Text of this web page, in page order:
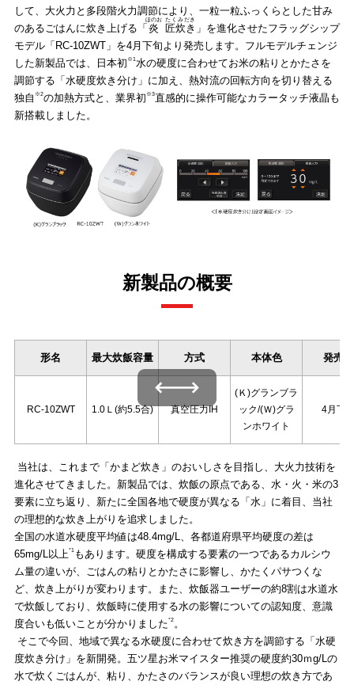
して、大火力と多段階火力調節により、一粒一粒ふっくらとした甘み
のあるごはんに炊き上げる「 炎
ほのお
匠炊き
たくみだき
」を進化させたフラッグシップ
モデル「RC-10ZWT」を4月下旬より発売します。フルモデルチェンジ
した新製品では、日本初 ※1 水の硬度に合わせてお米の粘りとかたさを
調節する「水硬度炊き分け」に加え、熱対流の回転方向を切り替える
独自 ※2の加熱方式と、業界初 ※3直感的に操作可能なカラータッチ液晶も
新搭載しました。
新製品の概要
形名 最大炊飯容量 方式 本体色 発売日
RC-10ZWT 1.0Ｌ(約5.5合) 真空圧力IH
(Ｋ)グランブラ
ック/(Ｗ)グラ
ンホワイト
4月下
当社は、これまで「かまど炊き」のおいしさを目指し、大火力技術を
進化させてきました。新製品では、炊飯の原点である、水・火・米の3
要素に立ち返り、新たに全国各地で硬度が異なる「水」に着目、当社
の理想的な炊き上がりを追求しました。
全国の水道水硬度平均値は48.4mg/L、各都道府県平均硬度の差は
65mg/L以上*1 もあります。硬度を構成する要素の一つであるカルシウ
ム量の違いが、ごはんの粘りとかたさに影響し、かたくパサつくな
ど、炊き上がりが変わります。また、炊飯器ユーザーの約8割は水道水
で炊飯しており、炊飯時に使用する水の影響についての認知度、意識
度合いも低いことが分かりました*2。
そこで今回、地域で異なる水硬度に合わせて炊き方を調節する「水硬
度炊き分け」を新開発。五ツ星お米マイスター推奨の硬度約30ｍg/Lの
水で炊くごはんが、粘り、かたさのバランスが良い理想の炊き方であ